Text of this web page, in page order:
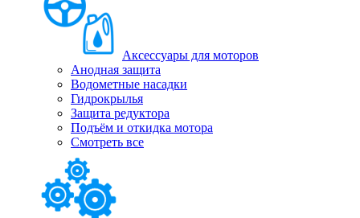
Аксессуары для моторов
Анодная защита
Водометные насадки
Гидрокрылья
Защита редуктора
Подъём и откидка мотора
Смотреть все